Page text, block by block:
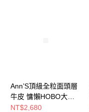
Ann’S頂級全粒面頭層
牛皮 慵懶HOBO大容
量肩背包-米白
NT$2,680